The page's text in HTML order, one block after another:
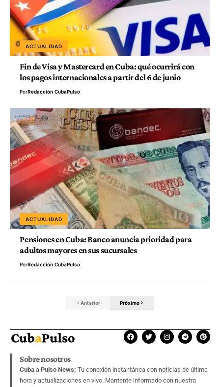
ACTUALIDAD
Fin de Visa y Mastercard en Cuba: qué ocurrirá con
los pagos internacionales a partir del 6 de junio
PorRedacción CubaPulso
ACTUALIDAD
Pensiones en Cuba: Banco anuncia prioridad para
adultos mayores en sus sucursales
PorRedacción CubaPulso
Anterior Próximo
Sobre nosotros
Cuba a Pulso News: Tu conexión instantánea con noticias de última
hora y actualizaciones en vivo. Mantente informado con nuestra